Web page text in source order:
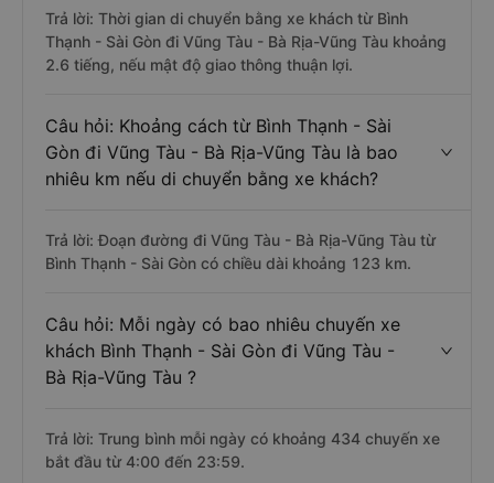
Trả lời: Thời gian di chuyển bằng xe khách từ Bình
Thạnh - Sài Gòn đi Vũng Tàu - Bà Rịa-Vũng Tàu khoảng
2.6 tiếng, nếu mật độ giao thông thuận lợi.
Câu hỏi: Khoảng cách từ Bình Thạnh - Sài
Gòn đi Vũng Tàu - Bà Rịa-Vũng Tàu là bao
nhiêu km nếu di chuyển bằng xe khách?
Trả lời: Đoạn đường đi Vũng Tàu - Bà Rịa-Vũng Tàu từ
Bình Thạnh - Sài Gòn có chiều dài khoảng 123 km.
Câu hỏi: Mỗi ngày có bao nhiêu chuyến xe
khách Bình Thạnh - Sài Gòn đi Vũng Tàu -
Bà Rịa-Vũng Tàu ?
Trả lời: Trung bình mỗi ngày có khoảng 434 chuyến xe
bắt đầu từ 4:00 đến 23:59.